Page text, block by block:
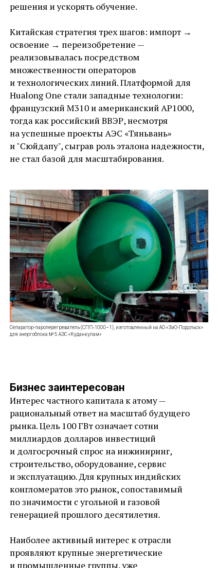
решения и ускорять обучение.
Китайская стратегия трех шагов: импорт →
освоение → переизобретение — ​
реализовывалась посредством
множественности операторов
и технологических линий. Платформой для
Hualong One стали западные технологии:
французский M310 и американский AP1000,
тогда как российский ВВЭР, несмотря
на успешные проекты АЭС «Тяньвань»
и "Сюйдапу", сыграв роль эталона надежности,
не стал базой для масштабирования.
Сепаратор-­пароперегреватель (СПП‑1000−1), изготовленный на АО «ЗиО-Подольск»
для энергоблока № 5 АЭС «Куданкулам»
Бизнес заинтересован
Интерес частного капитала к атому — ​
рациональный ответ на масштаб будущего
рынка. Цель 100 ГВт означает сотни
миллиардов долларов инвестиций
и долгосрочный спрос на инжиниринг,
строительство, оборудование, сервис
и эксплуатацию. Для крупных индийских
конгломератов это рынок, сопоставимый
по значимости с угольной и газовой
генерацией прошлого десятилетия.
Наиболее активный интерес к отрасли
проявляют крупные энергетические
и промышленные группы, уже